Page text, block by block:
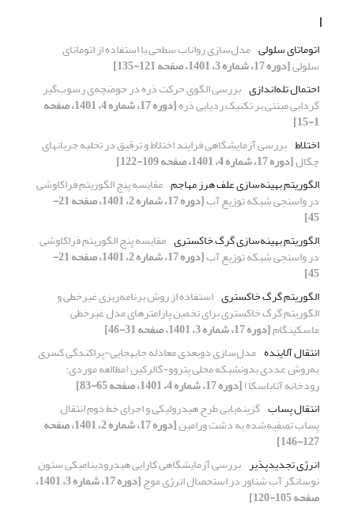
ا
اتوماتای سلولی مدل‌سازی رواناب سطحی با استفاده از اتوماتای
سلولی[دوره 17، شماره 3، 1401، صفحه 121-135]
احتمال تله‌اندازی بررسی الگوی حرکت ذره در حوضچه‌ی رسوب‌گیر
گردابی مبتنی بر تکنیک ردیابی ذره [دوره 17، شماره 4، 1401، صفحه
1-15]
اختلاط بررسی آزمایشگاهی فرایند اختلاط و ترقیق در تخلیه جریانهای
چگال[دوره 17، شماره 4، 1401، صفحه 109-122]
الگوریتم بهینه‌سازی علف هرز مهاجم مقایسه پنج الگوریتم فراکاوشی
در واسنجی شبکه توزیع آب [دوره 17، شماره 2، 1401، صفحه 21-
45]
الگوریتم بهینه‌سازی گرگ خاکستری مقایسه پنج الگوریتم فراکاوشی
در واسنجی شبکه توزیع آب [دوره 17، شماره 2، 1401، صفحه 21-
45]
الگوریتم گرگ خاکستری استفاده از روش برنامه‌ریزی غیرخطی و
الگوریتم گرگ خاکستری برای تخمین پارامترهای مدل غیرخطی
ماسکینگام[دوره 17، شماره 3، 1401، صفحه 31-46]
انتقال آلاینده
مدل‌سازی دو‌بعدی معادله جابه‎جایی-پراکندگی کسری
به‌روش عددی بدون‎شبکه محلی پتروو-گالرکین (مطالعه موردی:
رودخانه آتاباسکا)[دوره 17، شماره 4، 1401، صفحه 65-83]
انتقال پساب گزینه‌یابی طرح هیدرولیکی و اجرای خط دوم انتقال
پساب تصفیه‌شده به دشت ورامین [دوره 17، شماره 2، 1401، صفحه
127-146]
انرژی تجدیدپذیر بررسی آزمایشگاهی کارایی هیدرودینامیکی ستون
نوسانگر آب شناور در استحصال انرژی موج [دوره 17، شماره 3، 1401،
صفحه 105-120]